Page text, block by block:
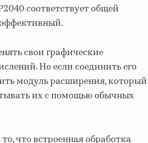
соответствует общей
свои графические
Но если соединить его
модуль расширения, который
их с помощью обычных
что встроенная обработка